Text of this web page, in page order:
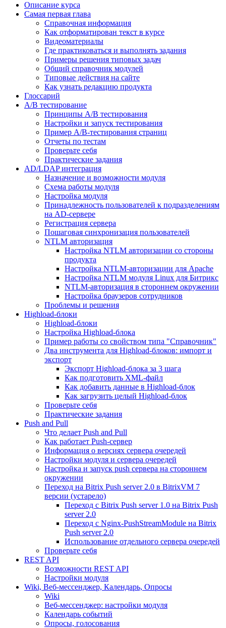
Описание курса
Самая первая глава
Справочная информация
Как отформатирован текст в курсе
Видеоматериалы
Где практиковаться и выполнять задания
Примеры решения типовых задач
Общий справочник модулей
Типовые действия на сайте
Как узнать редакцию продукта
Глоссарий
A/B тестирование
Принципы A/B тестирования
Настройки и запуск тестирования
Пример A/B-тестирования страниц
Отчеты по тестам
Проверьте себя
Практические задания
AD/LDAP интеграция
Назначение и возможности модуля
Схема работы модуля
Настройка модуля
Принадлежность пользователей к подразделениям
на AD-сервере
Регистрация сервера
Пошаговая синхронизация пользователей
NTLM авторизация
Настройка NTLM авторизации со стороны
продукта
Настройка NTLM-авторизации для Apache
Настройка NTLM модуля Linux для Битрикс
NTLM-авторизация в стороннем окружении
Настройка браузеров сотрудников
Проблемы и решения
Highload-блоки
Highload-блоки
Настройка Highload-блока
Пример работы со свойством типа "Справочник"
Два инструмента для Highload-блоков: импорт и
экспорт
Экспорт Highload-блока за 3 шага
Как подготовить XML-файл
Как добавить данные в Highload-блок
Как загрузить целый Highload-блок
Проверьте себя
Практические задания
Push and Pull
Что делает Push and Pull
Как работает Push-сервер
Информация о версиях сервера очередей
Настройки модуля и сервера очередей
Настройка и запуск push сервера на стороннем
окружении
Переход на Bitrix Push server 2.0 в BitrixVM 7
версии (устарело)
Переход с Bitrix Push server 1.0 на Bitrix Push
server 2.0
Переход с Nginx-PushStreamModule на Bitrix
Push server 2.0
Использование отдельного сервера очередей
Проверьте себя
REST API
Возможности REST API
Настройки модуля
Wiki, Веб-мессенджер, Календарь, Опросы
Wiki
Веб-мессенджер: настройки модуля
Календарь событий
Опросы, голосования